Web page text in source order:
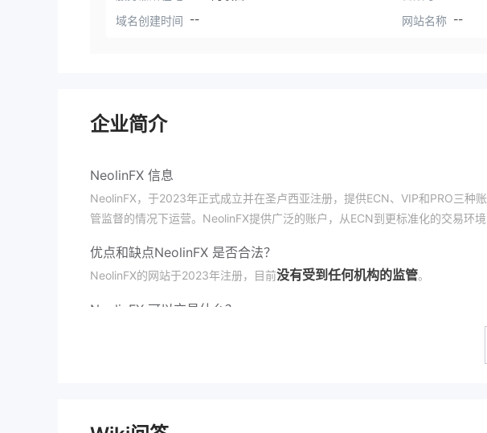
域名创建时间 -- 网站名称 --
企业简介
NeolinFX 信息
NeolinFX，于2023年正式成立并在圣卢西亚注册，提供ECN、VIP和PRO三种
管监督的情况下运营。NeolinFX提供广泛的账户，从ECN到更标准化的交易环境
优点和缺点NeolinFX 是否合法？
NeolinFX的网站于2023年注册，目前没有受到任何机构的监管。
NeolinFX 可以交易什么？
外汇：涉及购买和销售货币对，如EUR/USD（欧元对美元）、USD/JPY（美元